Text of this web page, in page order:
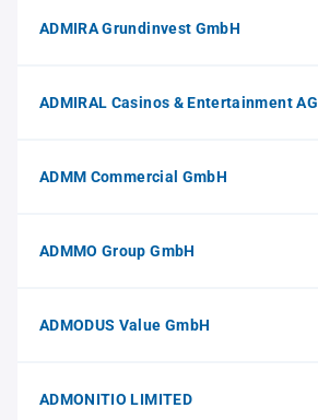
ADMIRA Grundinvest GmbH
ADMIRAL Casinos & Entertainment AG
ADMM Commercial GmbH
ADMMO Group GmbH
ADMODUS Value GmbH
ADMONITIO LIMITED